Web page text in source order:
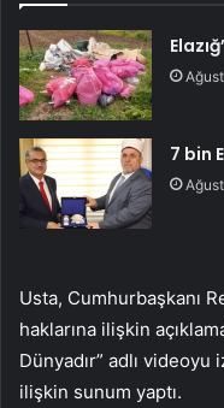
7 bin
Usta, Cumhurbaşkanı
haklarına ilişkin
Dünyadır” adlı
ilişkin sunum yaptı.